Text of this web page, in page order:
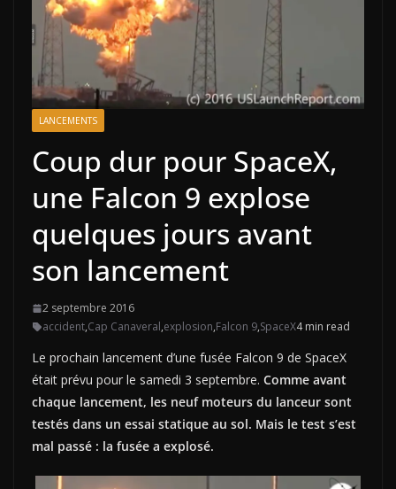
LANCEMENTS
Coup dur pour SpaceX,
une Falcon 9 explose
quelques jours avant
son lancement
2 septembre 2016
accident,Cap Canaveral,explosion,Falcon 9,SpaceX4 min read
Le prochain lancement d’une fusée Falcon 9 de SpaceX
était prévu pour le samedi 3 septembre. Comme avant
chaque lancement, les neuf moteurs du lanceur sont
testés dans un essai statique au sol. Mais le test s’est
mal passé : la fusée a explosé.